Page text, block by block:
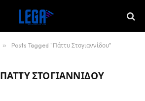
» Posts Tagged "Πάττυ Στογιαννίδου"
ΠΆΤΤΥ ΣΤΟΓΙΑΝΝΊΔΟΥ